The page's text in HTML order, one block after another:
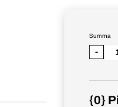
Summa
-
{0}